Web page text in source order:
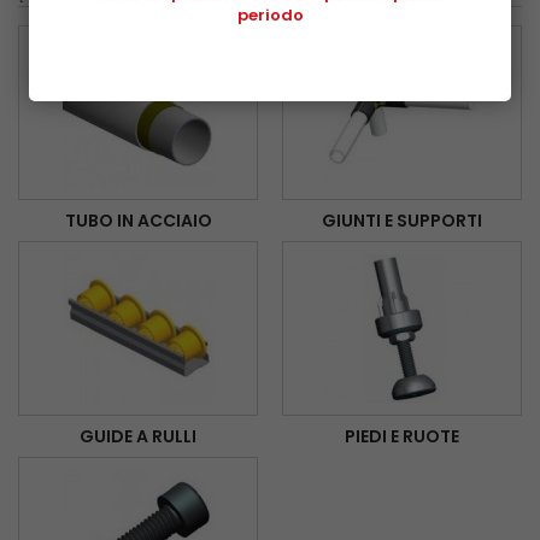
periodo
TUBO IN ACCIAIO GIUNTI E SUPPORTI
GUIDE A RULLI PIEDI E RUOTE